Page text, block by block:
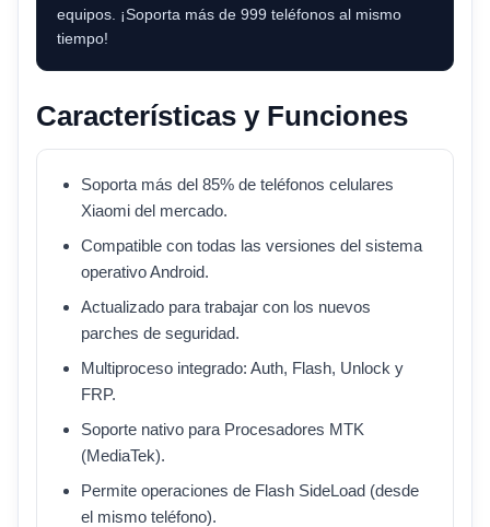
equipos. ¡Soporta más de 999 teléfonos al mismo
tiempo!
Características y Funciones
Soporta más del 85% de teléfonos celulares
Xiaomi del mercado.
Compatible con todas las versiones del sistema
operativo Android.
Actualizado para trabajar con los nuevos
parches de seguridad.
Multiproceso integrado: Auth, Flash, Unlock y
FRP.
Soporte nativo para Procesadores MTK
(MediaTek).
Permite operaciones de Flash SideLoad (desde
el mismo teléfono).